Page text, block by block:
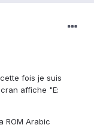
fois je suis
affiche "E:
ROM Arabic